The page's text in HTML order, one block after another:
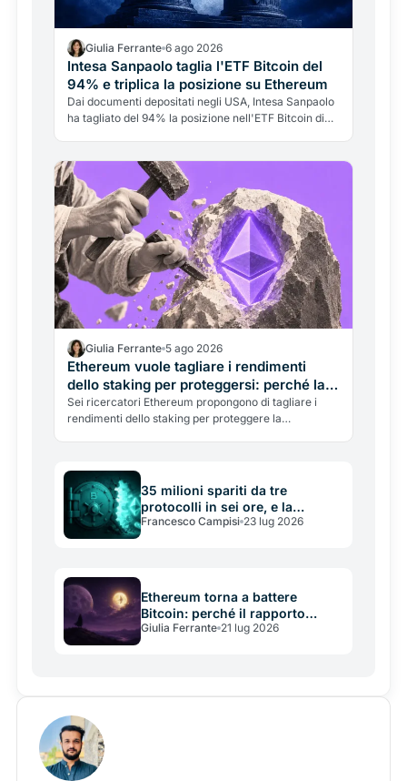
Giulia Ferrante 6 ago 2026
Intesa Sanpaolo taglia l'ETF Bitcoin del
94% e triplica la posizione su Ethereum
Dai documenti depositati negli USA, Intesa Sanpaolo
ha tagliato del 94% la posizione nell'ETF Bitcoin di
crypto come tattica di portafoglio.
Giulia Ferrante 5 ago 2026
Ethereum vuole tagliare i rendimenti
dello staking per proteggersi: perché la
mossa divide la comunità
Sei ricercatori Ethereum propongono di tagliare i
rendimenti dello staking per proteggere la
penalizzano i piccoli. Il dilemma.
35 milioni spariti da tre
protocolli in sei ore, e la
crittografia non c'entra nulla
Francesco Campisi 23 lug 2026
Ethereum torna a battere
Bitcoin: perché il rapporto
ETH/BTC è il segnale che i
Giulia Ferrante 21 lug 2026